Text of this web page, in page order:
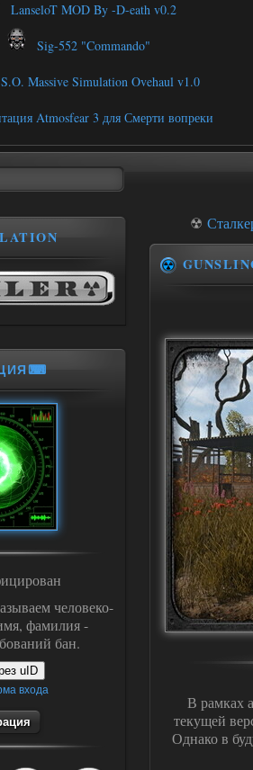
LanseloT MOD By -D-eath v0.2
Sig-552 "Commando"
Massive Simulation Ovehaul v1.0
Atmosfear 3 для Смерти вопреки
☢
В рамках
текущей
Однако в
человеко-
фамилия -
бан.
uID
входа